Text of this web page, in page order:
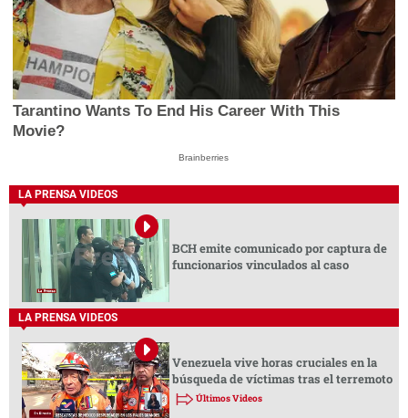
Tarantino Wants To End His Career With This
Movie?
Brainberries
LA PRENSA VIDEOS
BCH emite comunicado por captura de
funcionarios vinculados al caso
LA PRENSA VIDEOS
Venezuela vive horas cruciales en la
búsqueda de víctimas tras el terremoto
Últimos Videos